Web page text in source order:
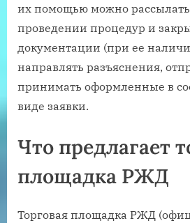
их помощью можно
проведении процедур и
документации (при ее
направлять разъяснения,
принимать оформленные в
виде заявки.
Что предлагает
площадка РЖД
Торговая площадка РЖД